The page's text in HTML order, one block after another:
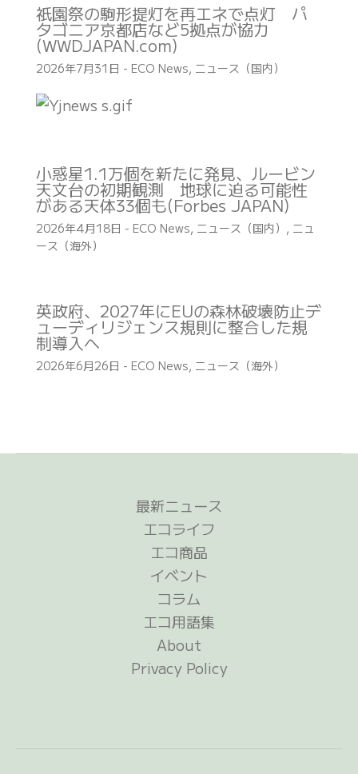
祇園祭の駒形提灯を再エネで点灯 パ
タゴニア京都店など5拠点が協力
(WWDJAPAN.com)
2026年7月31日 - ECO News, ニュース（国内）
小惑星1.1万個を新たに発見、ルービン
天文台の初期観測 地球に迫る可能性
がある天体33個も(Forbes JAPAN)
2026年4月18日 - ECO News, ニュース（国内） , ニュ
ース（海外）
英政府、2027年にEUの森林破壊防止デ
ューディリジェンス規則に整合した規
制導入へ
2026年6月26日 - ECO News, ニュース（海外）
最新ニュース
エコライフ
エコ商品
イベント
コラム
エコ用語集
About
Privacy Policy